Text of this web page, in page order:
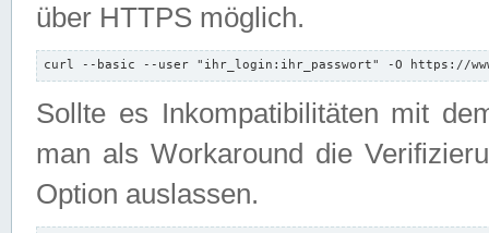
über HTTPS möglich.
curl --basic --user "ihr_login:ihr_passwort" -O https://
Sollte es Inkompatibilitäten mit
man als Workaround die
Option auslassen.